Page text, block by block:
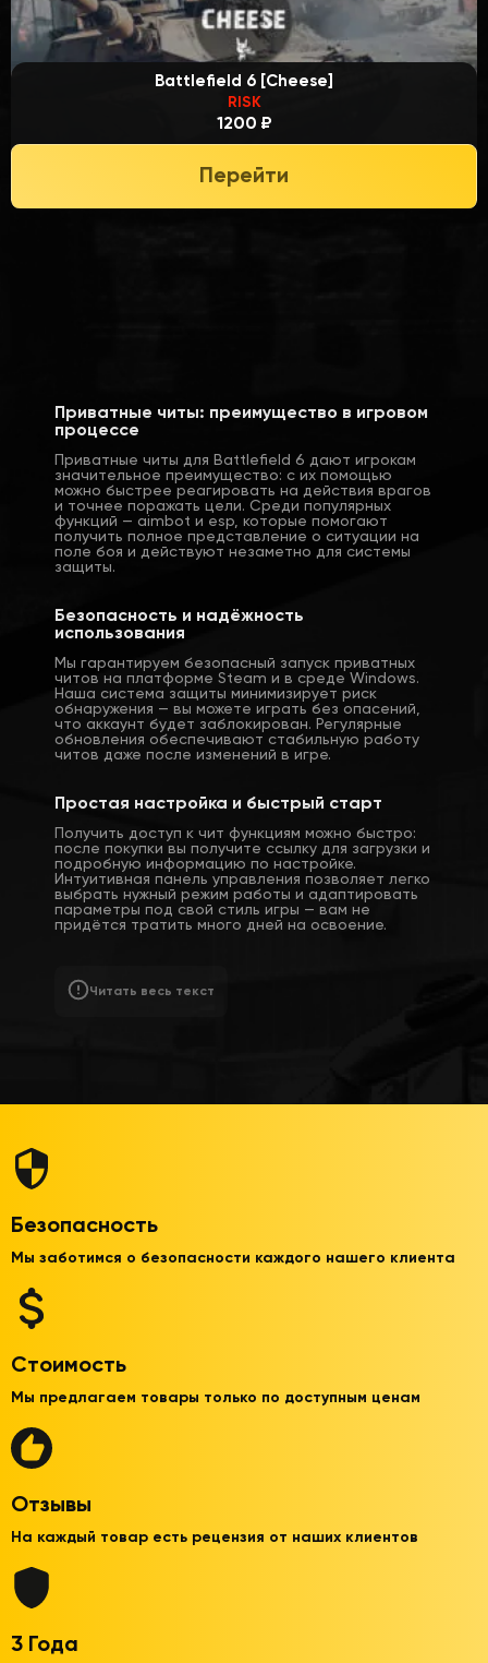
Battlefield 6 [Cheese]
RISK
1200 ₽
Перейти
Приватные читы: преимущество в игровом
процессе
Приватные читы для Battlefield 6 дают игрокам
значительное преимущество: с их помощью
можно быстрее реагировать на действия врагов
и точнее поражать цели. Среди популярных
функций — aimbot и esp, которые помогают
получить полное представление о ситуации на
поле боя и действуют незаметно для системы
защиты.
Безопасность и надёжность
использования
Мы гарантируем безопасный запуск приватных
читов на платформе Steam и в среде Windows.
Наша система защиты минимизирует риск
обнаружения — вы можете играть без опасений,
что аккаунт будет заблокирован. Регулярные
обновления обеспечивают стабильную работу
читов даже после изменений в игре.
Простая настройка и быстрый старт
Получить доступ к чит функциям можно быстро:
после покупки вы получите ссылку для загрузки и
подробную информацию по настройке.
Интуитивная панель управления позволяет легко
выбрать нужный режим работы и адаптировать
параметры под свой стиль игры — вам не
придётся тратить много дней на освоение.
Читать весь текст
Безопасность
Мы заботимся о безопасности каждого нашего клиента
Стоимость
Мы предлагаем товары только по доступным ценам
Отзывы
На каждый товар есть рецензия от наших клиентов
3 Года